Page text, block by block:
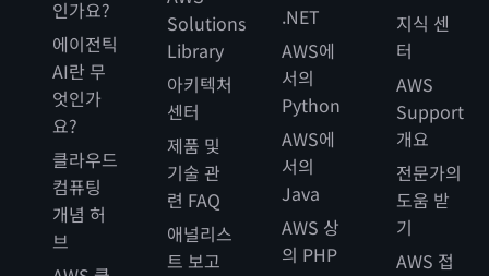
인가요?
에이전틱
AI란 무
엇인가
요?
클라우드
컴퓨팅
개념 허
브
Solutions
Library
아키텍처
센터
제품 및
기술 관
련 FAQ
애널리스
트 보고
.NET
AWS에
서의
Python
AWS에
서의
Java
AWS 상
의 PHP
지식 센
터
AWS
Support
개요
전문가의
도움 받
기
AWS 접